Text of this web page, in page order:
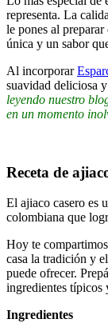
representa. La
le pones al preparar
única y un sabor
Al incorporar
suavidad deliciosa
leyendo nuestro
en un momento
Receta de
El ajiaco casero es
colombiana que
Hoy te
casa la tradición y
puede ofrecer.
ingredientes típicos
Ingredientes